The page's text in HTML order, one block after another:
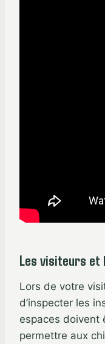
Les visiteurs et
Lors de votre
d’inspecter les
espaces doivent
permettre aux